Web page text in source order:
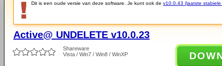
Dit is een oude versie van deze software. Je kunt ook de v10.0.43 (laatste stabiele
Active@ UNDELETE v10.0.23
Shareware
Vista / Win7 / Win8 / WinXP